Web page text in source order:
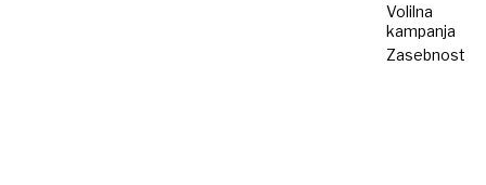
Volilna
kampanja
Zasebnost